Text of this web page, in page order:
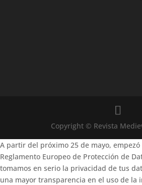
Copyright © Revista
A partir del próximo 25 de mayo,
Reglamento Europeo de Protección de
tomamos en serio la privacidad de tus
una mayor transparencia en el uso de la